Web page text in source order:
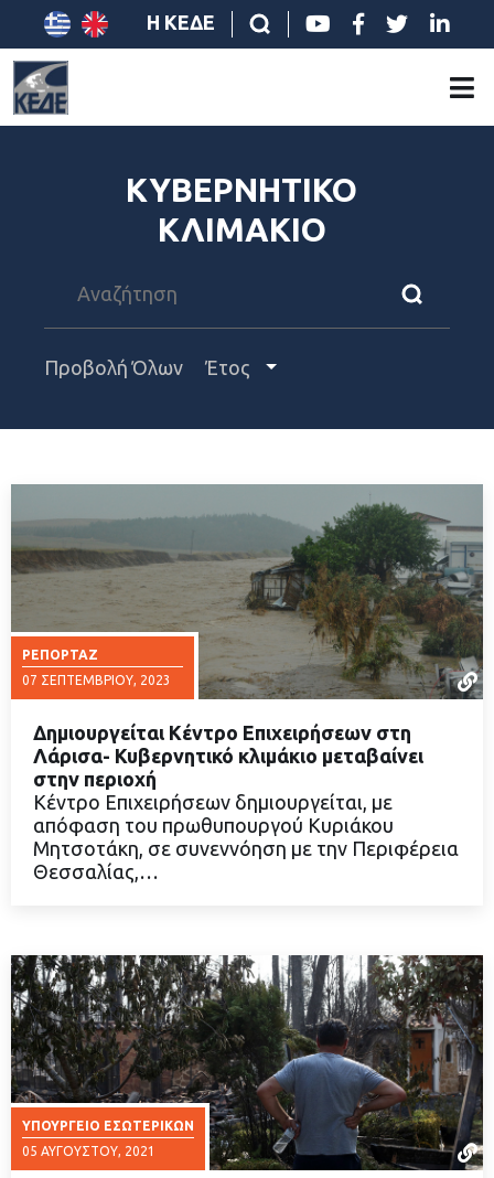
Η ΚΕΔΕ
ΚΥΒΕΡΝΗΤΙΚΟ
ΚΛΙΜΑΚΙΟ
Προβολή Όλων Έτος
ΡΕΠΟΡΤΆΖ
07 ΣΕΠΤΕΜΒΡΊΟΥ, 2023
ΔΙΑΒΑΣΤΕ ΠΕΡΙΣΣΟΤΕΡΑ
Δημιουργείται Κέντρο Επιχειρήσεων στη
Λάρισα- Κυβερνητικό κλιμάκιο μεταβαίνει
στην περιοχή
Κέντρο Επιχειρήσεων δημιουργείται, με
απόφαση του πρωθυπουργού Κυριάκου
Μητσοτάκη, σε συνεννόηση με την Περιφέρεια
Θεσσαλίας,…
ΥΠΟΥΡΓΕΊΟ ΕΣΩΤΕΡΙΚΏΝ
05 ΑΥΓΟΎΣΤΟΥ, 2021